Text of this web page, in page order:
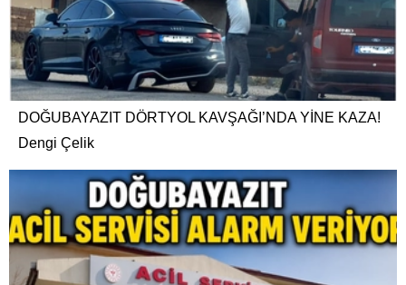
DOĞUBAYAZIT DÖRTYOL KAVŞAĞI’NDA YİNE KAZA!
Dengi Çelik